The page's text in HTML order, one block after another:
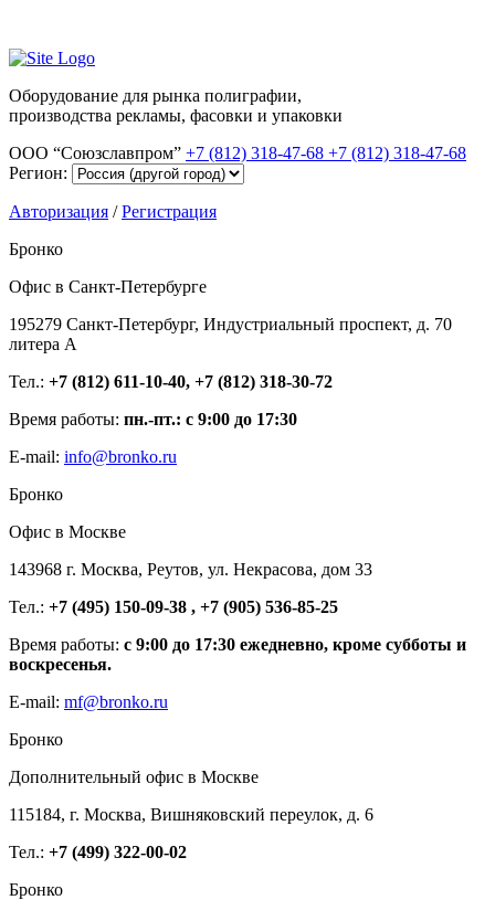
Оборудование для рынка полиграфии,
производства рекламы, фасовки и упаковки
ООО “Союзславпром” +7 (812) 318-47-68 +7 (812) 318-47-68
Регион:
Авторизация /Регистрация
Бронко
Офис в Санкт-Петербурге
195279 Санкт-Петербург, Индустриальный проспект, д. 70
литера А
Тел.: +7 (812) 611-10-40, +7 (812) 318-30-72
Время работы: пн.-пт.: с 9:00 до 17:30
E-mail: info@bronko.ru
Бронко
Офис в Москве
143968 г. Москва, Реутов, ул. Некрасова, дом 33
Тел.: +7 (495) 150-09-38 , +7 (905) 536-85-25
Время работы: с 9:00 до 17:30 ежедневно, кроме субботы и
воскресенья.
E-mail: mf@bronko.ru
Бронко
Дополнительный офис в Москве
115184, г. Москва, Вишняковский переулок, д. 6
Тел.: +7 (499) 322-00-02
Бронко